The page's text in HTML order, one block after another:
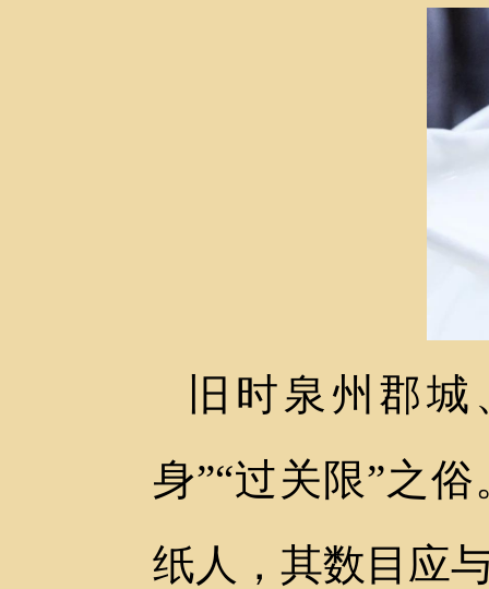
旧时泉州郡
身”“过关限”之
纸人，其数目应